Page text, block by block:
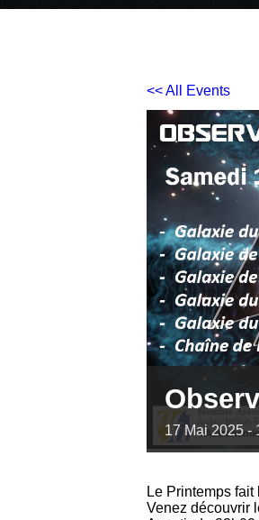
<< All Events
17 Mai 2025 -
Le Printemps
Venez découvrir